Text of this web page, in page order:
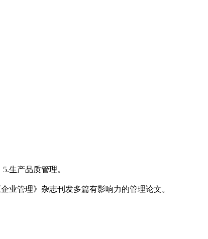
生产品质管理。
业管理》杂志刊发多篇有影响力的管理论文。